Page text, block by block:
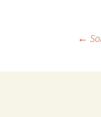
des
←